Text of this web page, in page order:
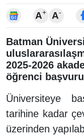
A+ A-
Batman
2025-2026
öğrenci
Üniversiteye
tarihine kadar
üzerinden